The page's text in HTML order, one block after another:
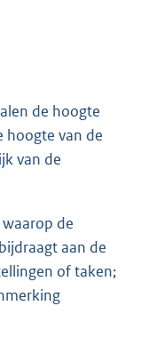
de hoogte
hoogte van de
van de
de
aan de
of taken;